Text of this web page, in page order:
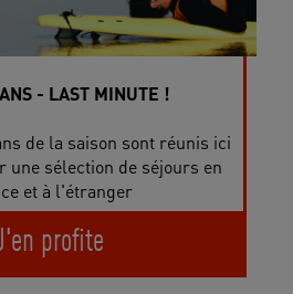
- LAST MINUTE !
de la saison sont réunis ici
une sélection de séjours en
et à l'étranger
profite